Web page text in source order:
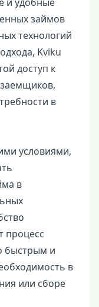
займов
технологий
Kviku
доступ к
в
условиями,
в
процесс
быстрым и
в
или сборе